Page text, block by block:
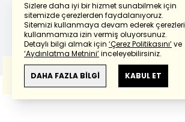
Sizlere daha iyi bir hizmet sunabilmek için
sitemizde çerezlerden faydalanıyoruz.
Sitemizi kullanmaya devam ederek çerezleri
kullanmamıza izin vermiş oluyorsunuz.
Detaylı bilgi almak için ‘Çerez Politikasını’ve
‘Aydınlatma Metnini’inceleyebilirsiniz.
DAHA FAZLA BİLGİ KABUL ET
Powered by Translate
Bu çevirideGoogle Transletekullanılmıştır.
Anlam ve çeviri hatalarından
haberturk.com
sorumlu değildir.